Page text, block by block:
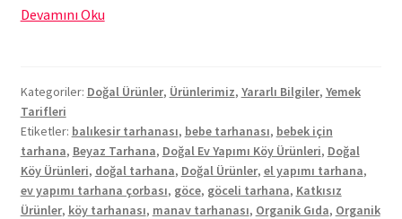
Devamını OkuDoğal
Kategoriler: Doğal Ürünler, Ürünlerimiz, Yararlı Bilgiler, Yemek
Tarifleri
Etiketler: balıkesir tarhanası, bebe tarhanası, bebek için
tarhana, Beyaz Tarhana, Doğal Ev Yapımı Köy Ürünleri, Doğal
Köy Ürünleri, doğal tarhana, Doğal Ürünler, el yapımı tarhana,
ev yapımı tarhana çorbası, göce, göceli tarhana, Katkısız
Ürünler, köy tarhanası, manav tarhanası, Organik Gıda, Organik